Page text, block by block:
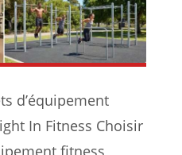
d’équipement
In Fitness Choisir
fitness